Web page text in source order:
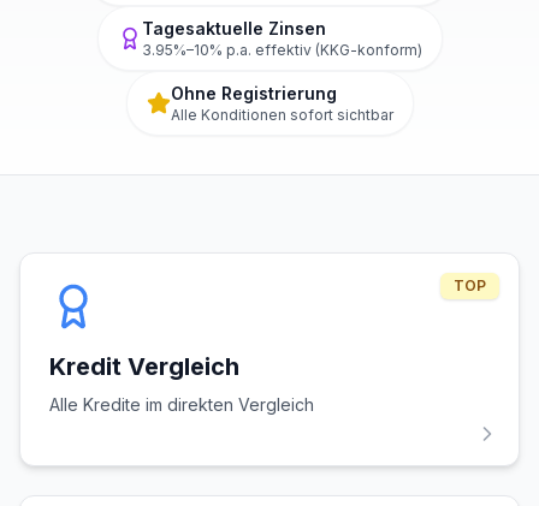
Tagesaktuelle Zinsen
3.95%–10% p.a. effektiv (KKG-konform)
Ohne Registrierung
Alle Konditionen sofort sichtbar
TOP
Kredit Vergleich
Alle Kredite im direkten Vergleich